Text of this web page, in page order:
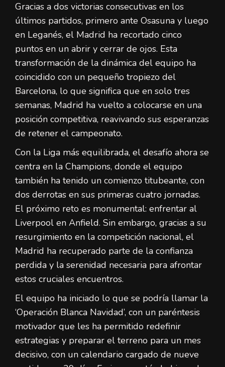
Gracias a dos victorias consecutivas en los
últimos partidos, primero ante Osasuna y luego
en Leganés, el Madrid ha recortado cinco
puntos en un abrir y cerrar de ojos. Esta
transformación de la dinámica del equipo ha
coincidido con un pequeño tropiezo del
Barcelona, lo que significa que en solo tres
semanas, Madrid ha vuelto a colocarse en una
posición competitiva, reavivando sus esperanzas
de retener el campeonato.
Con la Liga más equilibrada, el desafío ahora se
centra en la Champions, donde el equipo
también ha tenido un comienzo titubeante, con
dos derrotas en sus primeras cuatro jornadas.
El próximo reto es monumental: enfrentar al
Liverpool en Anfield. Sin embargo, gracias a su
resurgimiento en la competición nacional, el
Madrid ha recuperado parte de la confianza
perdida y la serenidad necesaria para afrontar
estos cruciales encuentros.
El equipo ha iniciado lo que se podría llamar la
‘Operación Blanca Navidad’, con un paréntesis
motivador que les ha permitido redefinir
estrategias y preparar el terreno para un mes
decisivo, con un calendario cargado de nueve